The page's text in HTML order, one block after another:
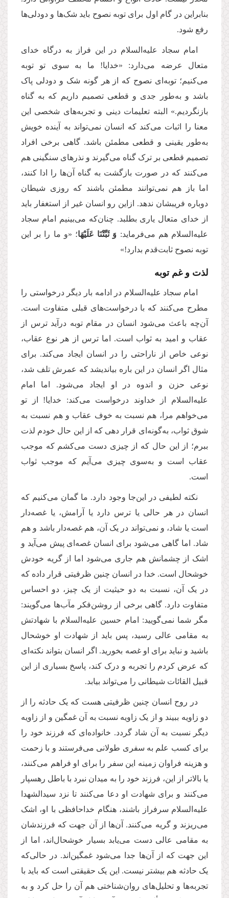
بنابراین در گام اول برای توبه نصوح باید شک‌ها و دودلی‌ها
رفع شود.
امام سجاد علیه‌السلام در این فراز به درگاه خدای
متعال عرضه می‌دارد: «خدایا! ما به سوی تو توبه
می‌کنیم؛ توبه‌ای نصوح که از هر گونه شک و دودلی پاک
باشد و به‌طور جدی و قطعی تصمیم داریم که به گناه
بازنگردیم.» البته تعلیمات دینی و تجربه‌های شخصی این
معنا را اثبات می‌کند که انسان نمی‌تواند به آینده خویش
به‌طور یقینی و قطعی مطمئن باشد. گاهی برخی افراد
تصمیم قطعی بر ترک گناه می‌گیرند و نذرهای سنگینی هم
می‌کنند که در صورت بازگشت به گناه آن‌ها را ادا کنند،
اما باز هم نمی‌توانند مطمئن باشند که روزی شیطان
دوباره فریبشان ندهد. ازاین رو انسان غیر از استغفار باید
از خدای متعال یاری بطلبد. چنان‌که می‌بینیم امام سجاد
علیه‌السلام هم می‌فرماید: وَ ثَبِّتْنَا عَلَیْهَا؛ «و ما را بر این
توبه نصوح ثابت‌قدم بدارد!»
لذت و غم توبه
امام سجاد علیه‌السلام در ادامه بار دیگر درخواستی را
مطرح می‌کنند که با درخواست‌های قبلی متفاوت است.
آن‌چه باعث می‌شود انسان در مقام توبه درآید ترس از
عقاب و امید به ثواب است. اما ترس از هر نوع عقاب،
نوعی خاص از ناراحتی را در انسان ایجاد می‌کند. برای
مثال اگر انسان در این باره بیاندیشد که عمرش تلف شد،
نوعی حزن و اندوه در او ایجاد می‌شود. اما امام
علیه‌السلام از خداوند درخواست می‌کند: خدایا! از تو
می‌خواهم مرا، هم نسبت به خوف عقاب و هم نسبت به
شوق ثواب، به‌گونه‌ای قرار دهی که از این حال خودم لذت
ببرم؛ از این حال ‌که از چیزی دست می‌کشم که موجب
عقاب است و به‌سوی چیزی می‌آیم که موجب ثواب
است.
نکته لطیفی در این‌جا وجود دارد. ما گمان می‌‌کنیم که
انسان در هر حالی یا ترس دارد یا آرامش، یا غصه‌دار
است یا شاد، و نمی‌تواند در یک آن، هم غصه‌دار باشد و هم
شاد. اما گاهی می‌شود برای انسان غصه‌ای پیش می‌آید و
اشک از چشمانش هم جاری می‌شود اما از گریه خودش
خوشحال است. خدا در انسان چنین ظرفیتی قرار داده که
در یک آن، نسبت به دو حیثیت از یک چیز، دو احساس
متفاوت دارد. گاهی برخی از روشن‌فکر مآب‌ها می‌گویند:
مگر شما نمی‌گویید: امام حسین علیه‌السلام با شهادتش
به مقامی عالی رسید، پس باید از شهادت او خوشحال
باشید و نباید برای او غصه بخورید. اگر انسان بتواند نکته‌ای
که عرض کردم را تجربه و درک کند، پاسخ بسیاری از این
قبیل القائات شیطانی را می‌تواند بیابد.
در روح انسان چنین ظرفیتی هست که یک حادثه را از
دو زاویه ببیند و از یک زاویه نسبت به آن غمگین و از زاویه
دیگر نسبت به آن شاد گردد. خانواده‌ای که فرزند خود را
برای کسب علم به سفری طولانی می‌فرستند و با زحمت
و هزینه فراوان زمینه این سفر را برای او فراهم می‌کنند،
یا بالاتر از این، فرزند خود را به میدان نبرد با باطل رهسپار
می‌کنند و برای شهادت او دعا می‌کنند تا نزد سیدالشهدا
علیه‌السلام سرفراز باشند، هنگام خداحافظی با او، اشک
می‌ریزند و گریه می‌کنند. آن‌ها از آن جهت که فرزندشان
به مقامی عالی دست می‌یابد بسیار خوشحال‌اند، اما از
این جهت که از آن‌ها جدا می‌شود غمگین‌اند. در حالی‌که
یک حادثه هم بیشتر نیست. این یک حقیقتی است که باید با
تجربه‌ها و تحلیل‌های روان‌شناختی هم آن را حل کرد و به